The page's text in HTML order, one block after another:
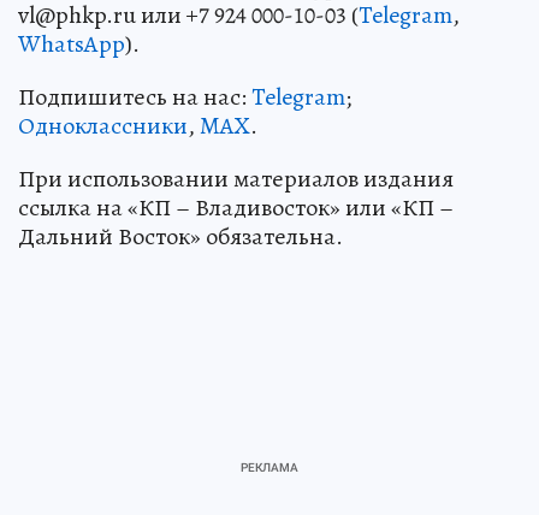
vl@phkp.ru или +7 924 000-10-03 (Telegram,
WhatsApp).
Подпишитесь на нас:Telegram;
Одноклассники,MAX.
При использовании материалов издания
ссылка на «КП – Владивосток» или «КП –
Дальний Восток» обязательна.